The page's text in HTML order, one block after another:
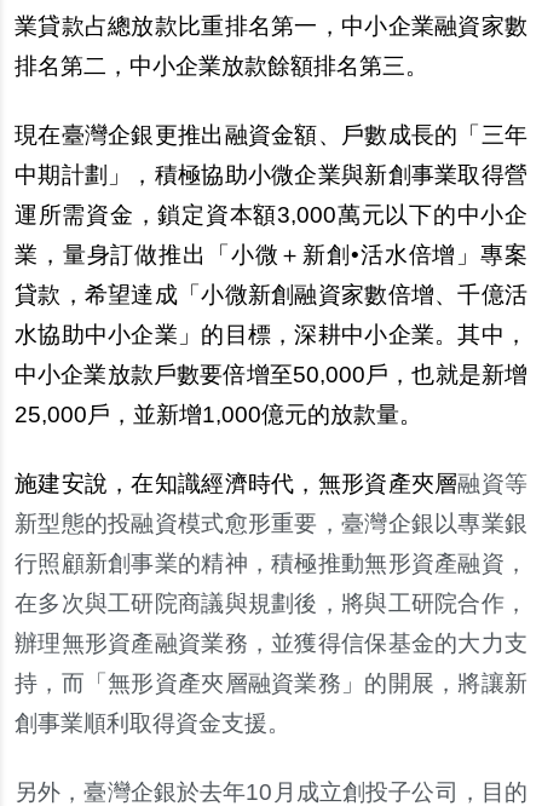
業貸款占總放款比重排名第一，中小企業融資家數
排名第二，中小企業放款餘額排名第三。
現在臺灣企銀更推出融資金額、 戶數成長的「三年
中期計劃」，積極協助小微企業與新創事業取得營
運所需資金，鎖定資本額3,000萬元以下的中小企
業，量身訂做推出「小微＋新創•活水倍增」專案
貸款，希望達成「小微新創融資家數倍增、千億活
水協助中小企業」的目標，深耕中小企業。其中，
中小企業放款戶數要倍增至50,000戶 ，也就是新增
25,000戶 ，並新增1,000億元的放款量。
施建安說 ，在知識經濟時代，無形資產夾層融資等
新型態的投融資模式愈形重要，臺灣企銀以專業銀
行照顧新創事業的精神，積極推動無形資產融資 ，
在多次與工研院商議與規劃後，將與工研院合作，
辦理無形資產融資業務，並獲得信保基金的大力支
持，而「無形資產夾層融資業務」的開展，將讓新
創事業順利取得資金支援。
另外，臺灣企銀於去年10月成立創投子公司，目的